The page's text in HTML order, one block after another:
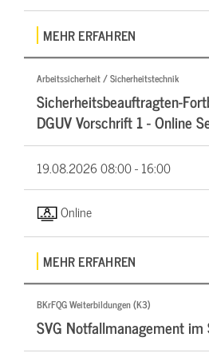
MEHR ERFAHREN
Arbeitssicherheit / Sicherheitstechnik
Sicherheitsbeauftragten-
DGUV Vorschrift 1 - Online
19.08.202608:00 - 16:00
Online
MEHR ERFAHREN
BKrFQG Weiterbildungen (K3)
SVG Notfallmanagement im